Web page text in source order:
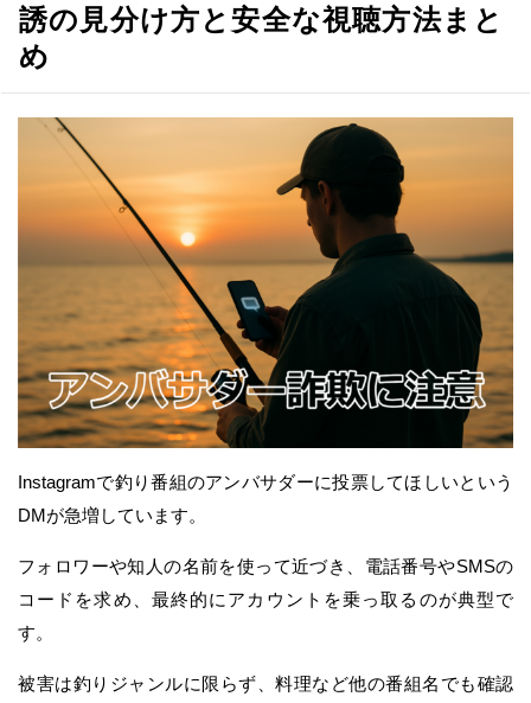
誘の見分け方と安全な視聴方法まと
め
Instagramで釣り番組のアンバサダーに投票してほしいという
DMが急増しています。
フォロワーや知人の名前を使って近づき、電話番号やSMSの
コードを求め、最終的にアカウントを乗っ取るのが典型で
す。
被害は釣りジャンルに限らず、料理など他の番組名でも確認